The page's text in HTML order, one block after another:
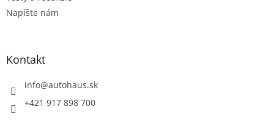
Napíšte nám
Kontakt
info@autohaus.sk
+421 917 898 700